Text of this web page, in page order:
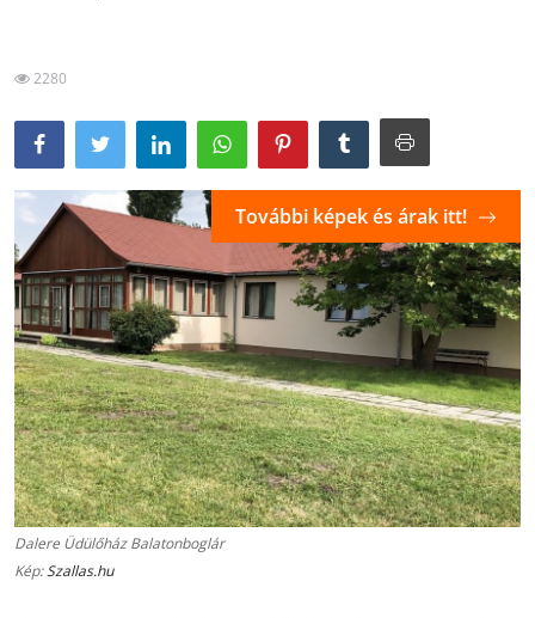
2280
Dalere Üdülőház Balatonboglár
Kép:Szallas.hu
További képek és árak itt!